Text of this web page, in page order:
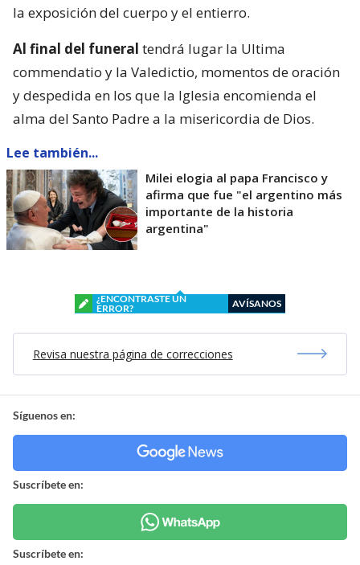
la exposición del cuerpo y el entierro.
Al final del funeral tendrá lugar la Ultima
commendatio y la Valedictio, momentos de oración
y despedida en los que la Iglesia encomienda el
alma del Santo Padre a la misericordia de Dios.
Lee también...
Milei elogia al papa Francisco y
afirma que fue "el argentino más
importante de la historia
argentina"
¿ENCONTRASTE UN
ERROR?
AVÍSANOS
Revisa nuestra página de correcciones
Síguenos en:
Suscríbete en:
Suscríbete en: